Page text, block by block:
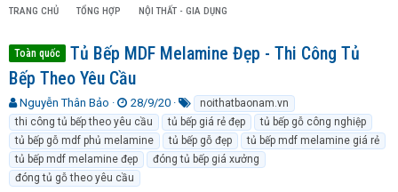
TRANG CHỦ TỔNG HỢP NỘI THẤT - GIA DỤNG
Toàn quốc
Tủ Bếp MDF Melamine Đẹp - Thi Công Tủ
Bếp Theo Yêu Cầu
T
h
r
e
a
d
Nguyễn Thân Bảo
N
g
à
y
g
ử
28/9/20
ừ
k
h
ó
noithatbaonam.vn
thi công tủ bếp theo yêu cầu
tủ bếp giá rẻ đẹp
tủ bếp gỗ công nghiệp
tủ bếp gỗ mdf phủ melamine
tủ bếp gỗ đẹp
tủ bếp mdf melamine giá rẻ
tủ bếp mdf melamine đẹp
đóng tủ bếp giá xưởng
đóng tủ gỗ theo yêu cầu